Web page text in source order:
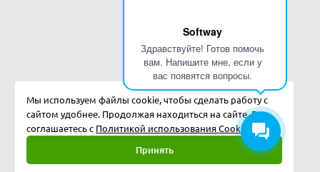
Softway
Здравствуйте! Готов помочь
вам. Напишите мне, если у
вас появятся вопросы.
Мы используем файлы cookie, чтобы сделать работу с
сайтом удобнее. Продолжая находиться на сайте, Вы
соглашаетесь с Политикой использования Cookies.
Принять